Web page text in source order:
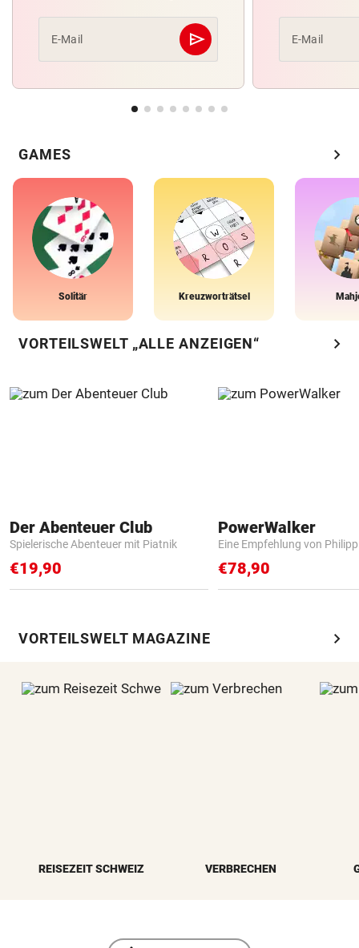
E-Mail send
Abschicken E-Mail
GAMES chevron_right
Solitär Kreuzworträtsel
VORTEILSWELT „ALLE ANZEIGEN“ chevron_right
Der Abenteuer Club
Spielerische Abenteuer mit Piatnik
€19,90
PowerWalker
Eine Empfehlung von
€78,90
VORTEILSWELT MAGAZINE chevron_right
REISEZEIT SCHWEIZ VERBRECHEN